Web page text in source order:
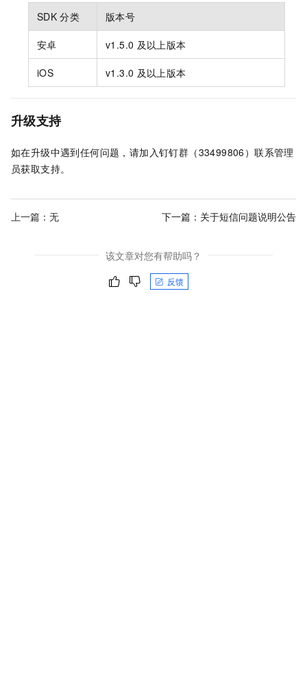
SDK 分类 版本号
安卓 v1.5.0 及以上版本
iOS v1.3.0 及以上版本
升级支持
如在升级中遇到任何问题，请加入钉钉群（33499806）联系管理
员获取支持。
上一篇：无 下一篇： 关于短信问题说明公告
该文章对您有帮助吗？
反馈